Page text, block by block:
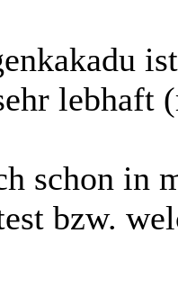
lebhaft
schon in
bzw.